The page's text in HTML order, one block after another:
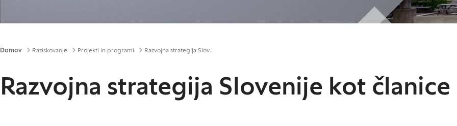
Drobtinice
Domov Raziskovanje Projekti in programi Razvojna strategija Slovenije kot članice EU
Razvojna strategija Slovenije kot članice